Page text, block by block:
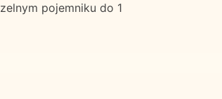
pojemniku do 1